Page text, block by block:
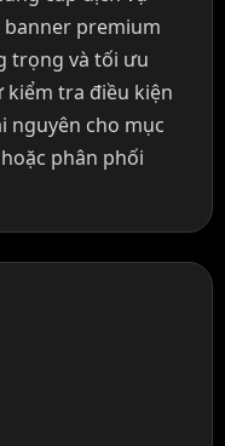
premium
trọng và tối ưu
kiểm tra điều kiện
nguyên cho mục
phân phối